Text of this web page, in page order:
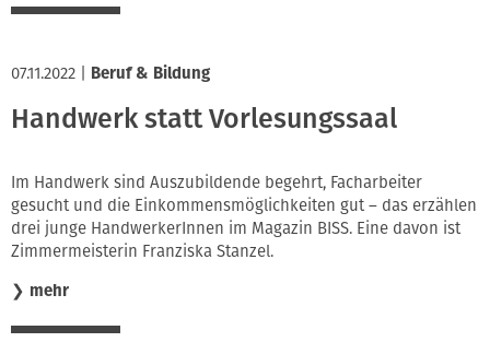
07.11.2022 Beruf & Bildung
Handwerk statt Vorlesungssaal
Im Handwerk sind Auszubildende begehrt, Facharbeiter
gesucht und die Einkommensmöglichkeiten gut – das erzählen
drei junge HandwerkerInnen im Magazin BISS. Eine davon ist
Zimmermeisterin Franziska Stanzel.
❯ mehr